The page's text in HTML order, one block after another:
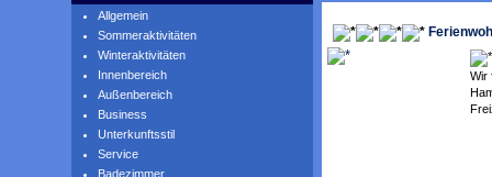
Allgemein
Sommeraktivitäten
Winteraktivitäten
Innenbereich
Außenbereich
Business
Unterkunftsstil
Service
Badezimmer
Wir